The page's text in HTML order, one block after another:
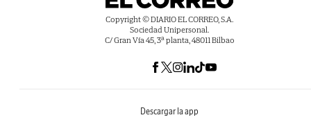
Copyright © DIARIO EL CORREO, S.A.
Sociedad Unipersonal.
C/ Gran Vía 45, 3ª planta, 48011 Bilbao
Descargar la app